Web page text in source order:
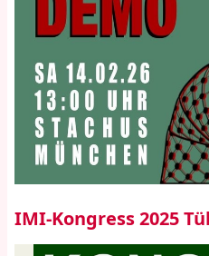
IMI-Kongress 2025